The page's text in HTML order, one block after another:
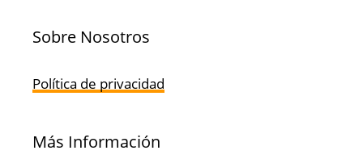
Sobre Nosotros
Política de privacidad
Más Información